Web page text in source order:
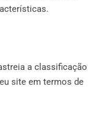
a classificação
site em termos de